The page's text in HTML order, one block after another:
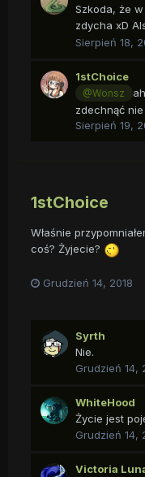
Szkoda, że
zdycha xD
Sierpień 18,
1stChoice
@Wonsz
zdechnąć nie
Sierpień 19,
1stChoice
Właśnie
coś? Żyjecie?
Grudzień 14, 2018
Syrth
Nie.
Grudzień 14,
WhiteHood
Życie jest
Grudzień 14,
Victoria